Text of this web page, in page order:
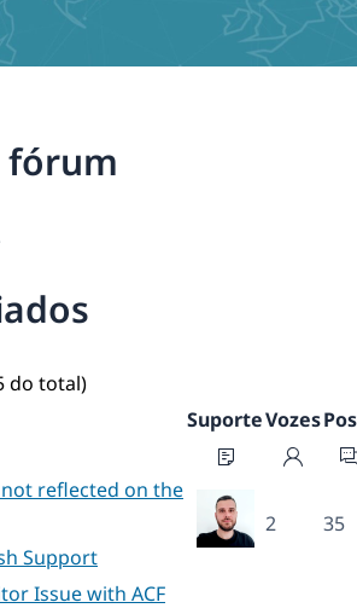
fórum
do total)
SuporteVozes
reflected on the
Support
2 35
Issue with ACF